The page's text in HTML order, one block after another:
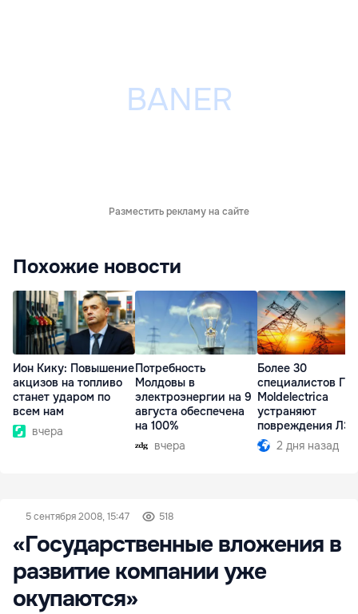
Разместить рекламу на сайте
Похожие новости
Ион Кику: Повышение
акцизов на топливо
станет ударом по
всем нам
вчера
Потребность
Молдовы в
электроэнергии на 9
августа обеспечена
на 100%
вчера
Более 30
специалистов ГП
Moldelectrica
устраняют
повреждения
Бельцы-
2 дня назад
5 сентября 2008, 15:47 518
«Государственные вложения в
развитие компании уже
окупаются»